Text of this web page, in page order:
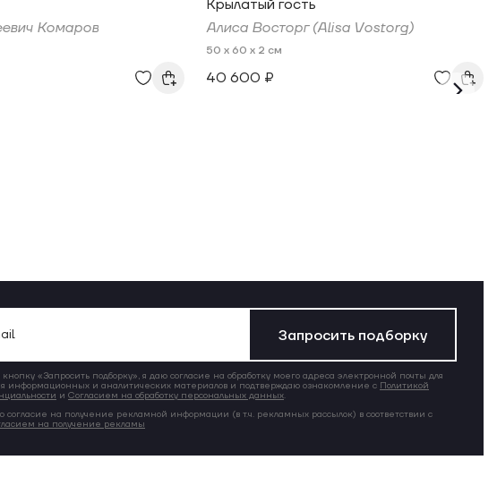
Комаров
Крылатый гость
Алиса Восторг (Alisa Vostorg)
50 x 60 x 2 см
40 600 ₽
Запросить подборку
«Запросить подборку», я даю согласие на обработку моего адреса электронной почты для
информационных и аналитических материалов и подтверждаю ознакомление с Политикой
и Согласием на обработку персональных данных.
согласие на получение рекламной информации (в т.ч. рекламных рассылок) в соответствии с
на получение рекламы